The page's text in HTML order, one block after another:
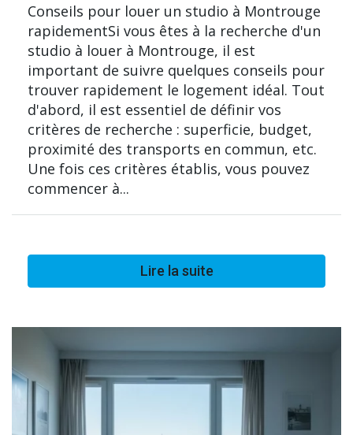
Conseils pour louer un studio à Montrouge
rapidementSi vous êtes à la recherche d'un
studio à louer à Montrouge, il est
important de suivre quelques conseils pour
trouver rapidement le logement idéal. Tout
d'abord, il est essentiel de définir vos
critères de recherche : superficie, budget,
proximité des transports en commun, etc.
Une fois ces critères établis, vous pouvez
commencer à...
Lire la suite